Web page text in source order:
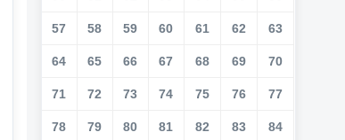
57 58 59 60 61 62 63
64 65 66 67 68 69 70
71 72 73 74 75 76 77
78 79 80 81 82 83 84